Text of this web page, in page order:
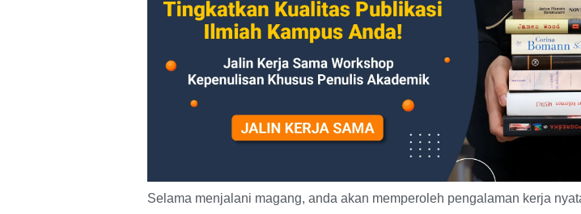
Selama menjalani magang, anda akan memperoleh pengalaman kerja